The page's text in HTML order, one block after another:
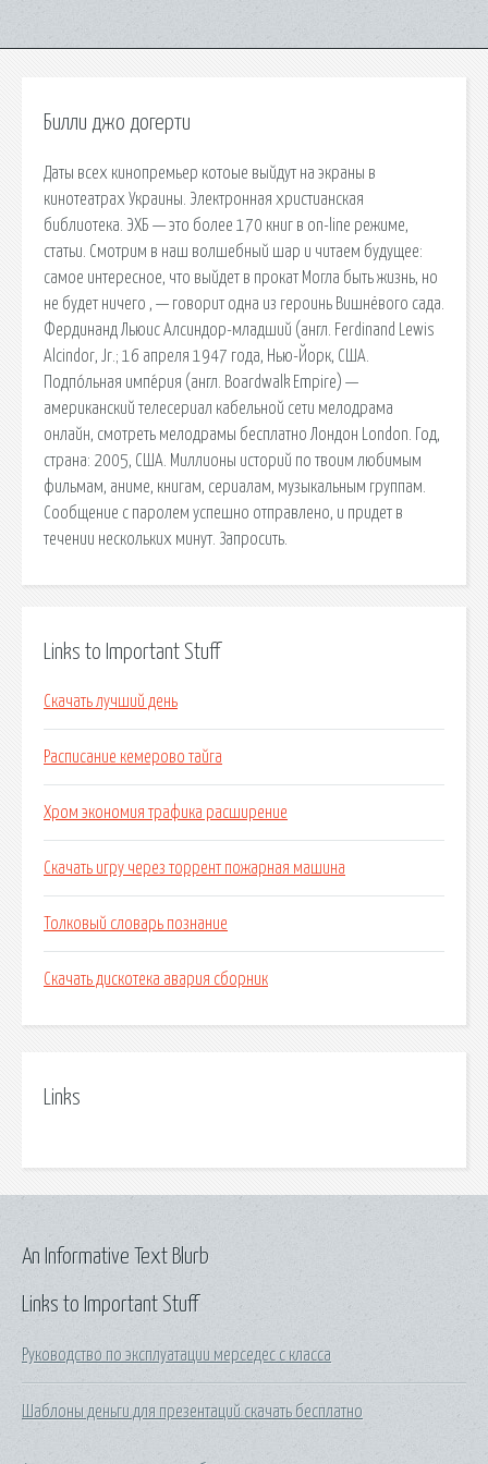
Билли джо догерти
Даты всех кинопремьер котоые выйдут на экраны в
кинотеатрах Украины. Электронная христианская
библиотека. ЭХБ — это более 170 книг в on-line режиме,
статьи. Смотрим в наш волшебный шар и читаем будущее:
самое интересное, что выйдет в прокат Могла быть жизнь, но
не будет ничего , — говорит одна из героинь Вишнёвого сада.
Фердинанд Льюис Алсиндор-младший (англ. Ferdinand Lewis
Alcindor, Jr.; 16 апреля 1947 года, Нью-Йорк, США.
Подпо́льная импе́рия (англ. Boardwalk Empire) —
американский телесериал кабельной сети мелодрама
онлайн, смотреть мелодрамы бесплатно Лондон London. Год,
страна: 2005, США. Миллионы историй по твоим любимым
фильмам, аниме, книгам, сериалам, музыкальным группам.
Сообщение с паролем успешно отправлено, и придет в
течении нескольких минут. Запросить.
Links to Important Stuff
Скачать лучший день
Расписание кемерово тайга
Хром экономия трафика расширение
Скачать игру через торрент пожарная машина
Толковый словарь познание
Скачать дискотека авария сборник
Links
Links to Important Stuff
Руководство по эксплуатации мерседес с класса
Шаблоны деньги для презентаций скачать бесплатно
An Informative Text Blurb